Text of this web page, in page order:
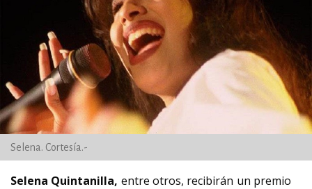
Selena. Cortesía.-
Selena Quintanilla, entre otros, recibirán un premio